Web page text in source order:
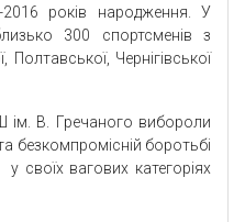
років народження. У
300 спортсменів з
Полтавської, Чернігівської
ім. В. Гречаного вибороли
безкомпромісній боротьбі
своїх вагових категоріях